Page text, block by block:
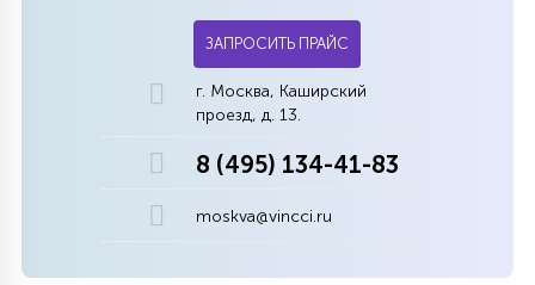
ЗАПРОСИТЬ ПРАЙС
г. Москва, Каширский
проезд, д. 13.
8 (495) 134-41-83
moskva@vincci.ru